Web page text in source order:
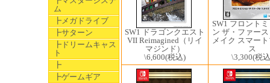
ム
┣メガドライブ
┣サターン
┣ドリームキャス
ト
┣
┣ゲームギア
SW1 ドラゴンクエスト
VII Reimagined（リイ
マジンド）
\6,600(税込)
SW1 フロント
ン ザ・ファー
メイク スマー
ス
\3,300(税